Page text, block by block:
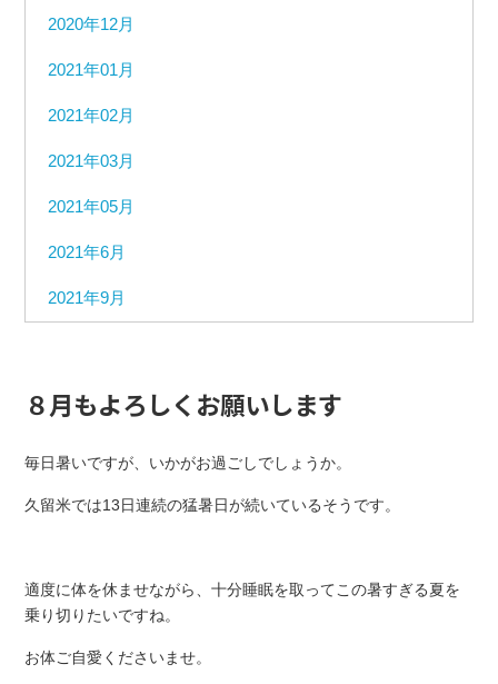
2020年12月
2021年01月
2021年02月
2021年03月
2021年05月
2021年6月
2021年9月
８月もよろしくお願いします
毎日暑いですが、いかがお過ごしでしょうか。
久留米では13日連続の猛暑日が続いているそうです。
適度に体を休ませながら、十分睡眠を取ってこの暑すぎる夏を
乗り切りたいですね。
お体ご自愛くださいませ。